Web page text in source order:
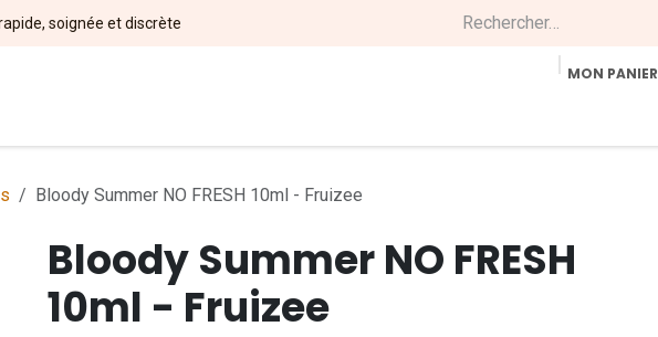
soignée et discrète
MON PANIER
Bloody Summer NO FRESH 10ml - Fruizee
Bloody Summer NO FRESH
10ml - Fruizee